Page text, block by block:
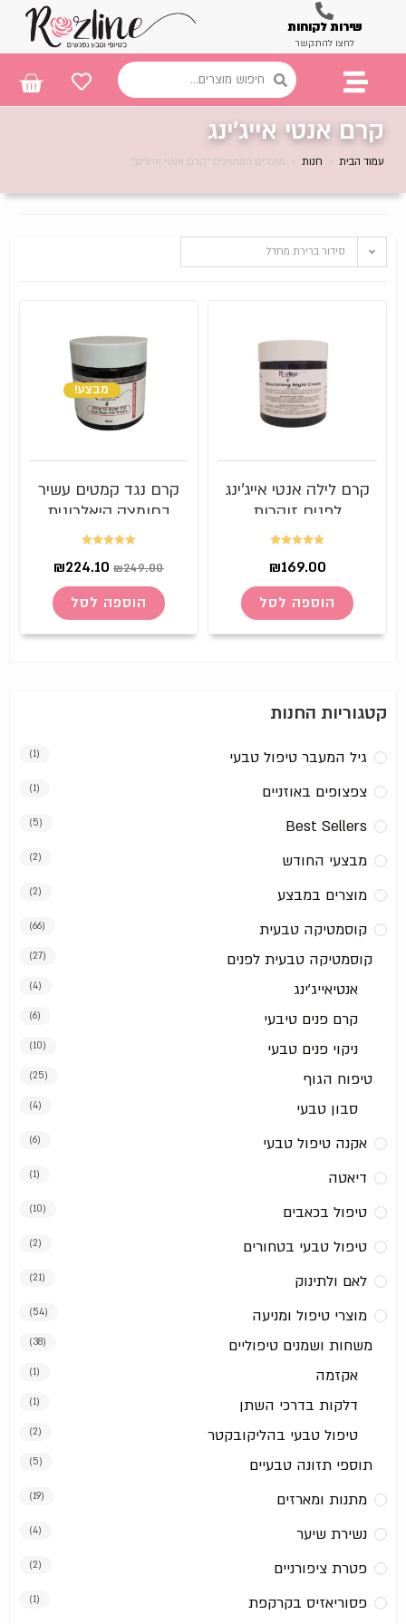
שירות לקוחות
לחצו להתקשר
קרם אנטי אייג'ינג
עמוד הבית > חנות > מוצרים המתויגים “קרם אנטי אייג'ינג”
קטגוריות החנות
גיל המעבר טיפול טבעי (1)
צפצופים באוזניים (1)
Best Sellers
(5)
מבצעי החודש (2)
מוצרים במבצע (2)
קוסמטיקה טבעית (66)
קוסמטיקה טבעית לפנים (27)
אנטיאייג'ינג (4)
קרם פנים טיבעי (6)
ניקוי פנים טבעי (10)
טיפוח הגוף (25)
סבון טבעי (4)
אקנה טיפול טבעי (6)
דיאטה (1)
טיפול בכאבים (10)
טיפול טבעי בטחורים (2)
לאם ולתינוק (21)
מוצרי טיפול ומניעה (54)
משחות ושמנים טיפוליים (38)
אקזמה (1)
דלקות בדרכי השתן (1)
טיפול טבעי בהליקובקטר (2)
תוספי תזונה טבעיים (5)
מתנות ומארזים (19)
נשירת שיער (4)
פטרת ציפורניים (2)
פסוריאזיס בקרקפת (1)
סידור ברירת מחדל
קרם לילה אנטי אייג'ינג
לפנים זוהרות
מתוך 5
₪169.00
הוספה לסל
מבצע!
קרם נגד קמטים עשיר
בחומצה היאלרונית
וקולגן Anti Wrinkle
מתוך 5
₪249.00
₪224.10
הוספה לסל